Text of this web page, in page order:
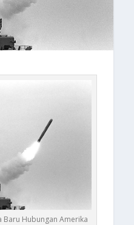
Baru Hubungan Amerika